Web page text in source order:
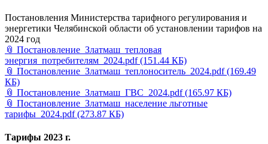
Постановления Министерства тарифного регулирования и
энергетики Челябинской области об установлении тарифов на
2024 год
📎 Постановление_Златмаш_тепловая
энергия_потребителям_2024.pdf (151.44 КБ)
📎 Постановление_Златмаш_теплоноситель_2024.pdf (169.49
КБ)
📎 Постановление_Златмаш_ГВС_2024.pdf (165.97 КБ)
📎 Постановление_Златмаш_население льготные
тарифы_2024.pdf (273.87 КБ)
Тарифы 2023 г.